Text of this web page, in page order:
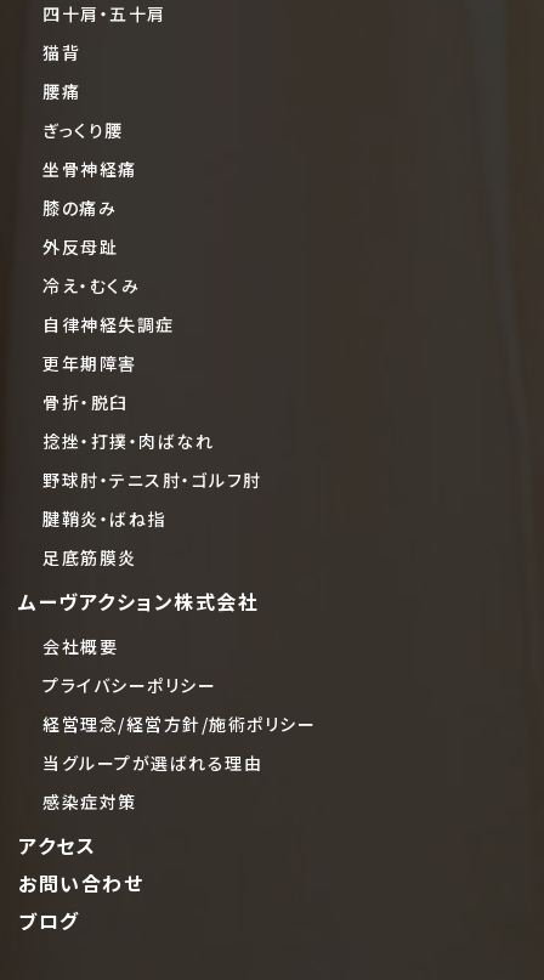
四十肩・五十肩
猫背
腰痛
ぎっくり腰
坐骨神経痛
膝の痛み
外反母趾
冷え・むくみ
自律神経失調症
更年期障害
骨折・脱臼
捻挫・打撲・肉ばなれ
野球肘・テニス肘・ゴルフ肘
腱鞘炎・ばね指
足底筋膜炎
ムーヴアクション株式会社
会社概要
プライバシーポリシー
経営理念/経営方針/施術ポリシー
当グループが選ばれる理由
感染症対策
アクセス
お問い合わせ
ブログ